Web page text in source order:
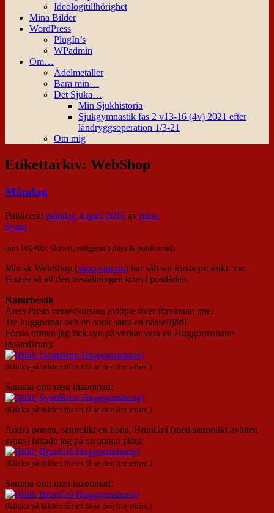
Ideologitillhörighet
Mina Bilder
WordPress
PlugIn’s
WPadmin
Om…
Ädelmetaller
Bara min…
Det Sjuka…
Min Sjukhistoria
Sjukgymnastik fas 2 v13-16 (4v) 2021 efter
ländryggsoperation 1/3-21
Om mig
Etikettarkiv: WebShop
Måndag
Publicerat måndag 4 april 2016 av nisse
Svara
(not 160405: Skrivit, redigerat bilder & publicerad)
Min sk WebShop (shop.ngn.nu) har sålt sin första produkt :me:
Fixade så att den beställningen kom i postlådan.
Naturbesök
Årets första ormexkursion avlöpte över förväntan :me:
Tre huggormar och en snok samt en nässelfjäril.
Första ormen jag fick syn på verkar vara en Huggormshane
(SvartBrun):
(Klicka på bilden för att få se den lite större.)
Samma orm men inzoomad:
(Klicka på bilden för att få se den lite större.)
Andra ormen, sannolikt en hona, BrunGrå (med sannolikt avbiten
svans) hittade jag på en annan plats:
(Klicka på bilden för att få se den lite större.)
Samma orm men inzoomad:
(Klicka på bilden för att få se den lite större.)